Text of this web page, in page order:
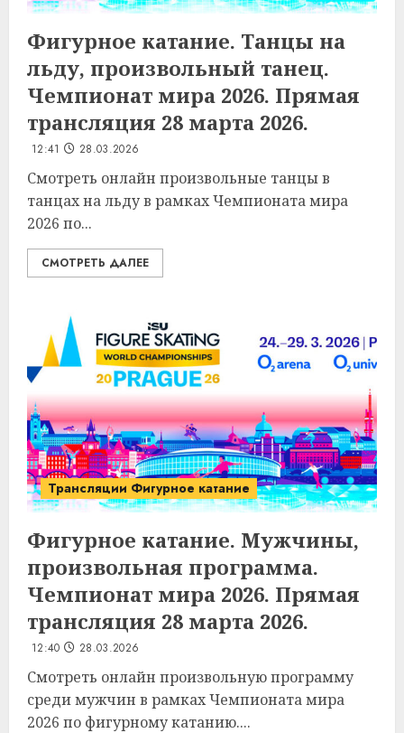
Фигурное катание. Танцы на
льду, произвольный танец.
Чемпионат мира 2026. Прямая
трансляция 28 марта 2026.
12:41 28.03.2026
Смотреть онлайн произвольные танцы в
танцах на льду в рамках Чемпионата мира
2026 по...
СМОТРЕТЬ ДАЛЕЕ
Трансляции Фигурное катание
Фигурное катание. Мужчины,
произвольная программа.
Чемпионат мира 2026. Прямая
трансляция 28 марта 2026.
12:40 28.03.2026
Смотреть онлайн произвольную программу
среди мужчин в рамках Чемпионата мира
2026 по фигурному катанию....